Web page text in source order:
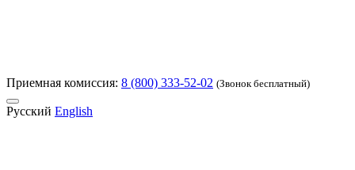
Приемная комиссия: 8 (800) 333-52-02 (Звонок бесплатный)
Русский English